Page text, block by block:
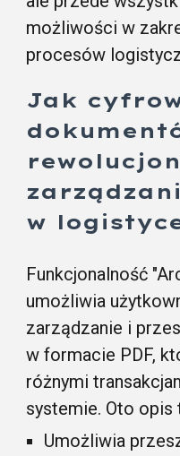
możliwości w
procesów
Jak
w
Funkcjonalność
umożliwia
zarządzanie i
w formacie PDF,
różnymi
systemie. Oto opis
Umożliwia